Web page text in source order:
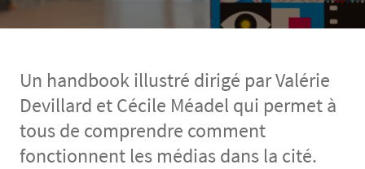
Un handbook illustré dirigé par Valérie
Devillard et Cécile Méadel qui permet à
tous de comprendre comment
fonctionnent les médias dans la cité.